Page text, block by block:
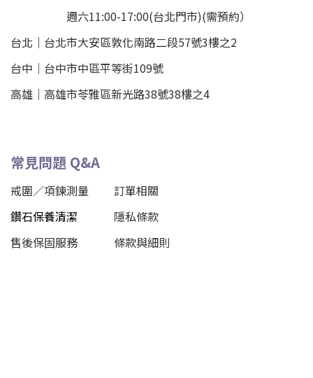
週六11:00-17:00(台北門市)(需預約）
台北 ｜ 台北市大安區敦化南路二段57號3樓之2
台中｜ 台中市中區平等街109號
高雄｜ 高雄市苓雅區新光路38號38樓之4
常見問題 Q&A
戒圍／項鍊測量
訂單相關
鑽石保養清潔
隱私條款
售後保固服務
條款與細則